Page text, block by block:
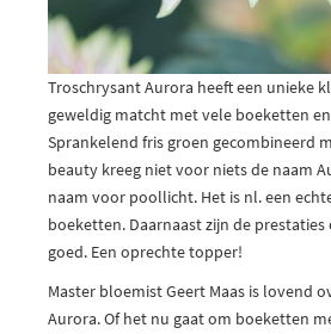
Troschrysant Aurora heeft een unieke
geweldig matcht met vele boeketten
Sprankelend fris groen gecombineerd
beauty kreeg niet voor niets de naam
naam voor poollicht. Het is nl. een
boeketten. Daarnaast zijn de prestaties
goed. Een oprechte topper!
Master bloemist Geert Maas is lovend
Aurora. Of het nu gaat om boeketten